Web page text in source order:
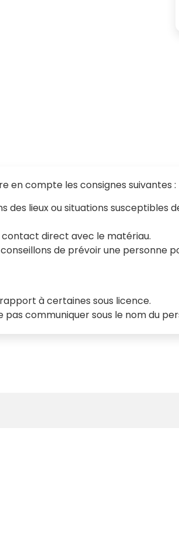
en compte les consignes suivantes :
lieux ou situations susceptibles
direct avec le matériau.
de prévoir une personne
à certaines sous licence.
communiquer sous le nom du